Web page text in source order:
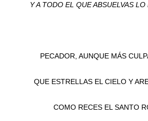
Y A TODO EL QUE ABSUELVAS
PECADOR, AUNQUE MÁS
QUE ESTRELLAS EL CIELO Y
COMO RECES EL SANTO